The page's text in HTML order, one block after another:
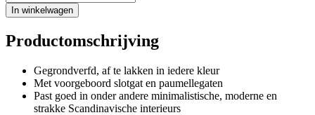
In winkelwagen
Productomschrijving
Gegrondverfd, af te lakken in iedere kleur
Met voorgeboord slotgat en paumellegaten
Past goed in onder andere minimalistische, moderne en
strakke Scandinavische interieurs